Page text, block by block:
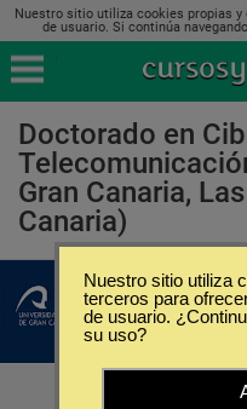
Nuestro sitio utiliza cookies propias
de usuario. Si continúa
Doctorado en
Gran Canaria,
Canaria)
Canaria
Nuestro sitio utiliza
terceros para
de usuario.
su uso?